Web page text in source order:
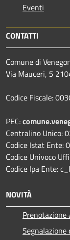
Eventi
CONTATTI
Comune di
Via Mauceri, 5
Codice Fiscale:
PEC:
Centralino Unico:
Codice Istat Ente:
Codice Univoco
Codice Ipa Ente:
NOVITÀ
Segnalazione